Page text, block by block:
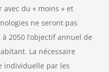
avec du « moins » et
ne seront pas
2050 l’objectif annuel de
La nécessaire
individuelle par les